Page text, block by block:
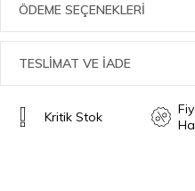
ÖDEME SEÇENEKLERI
TESLİMAT VE İADE
Kritik Stok